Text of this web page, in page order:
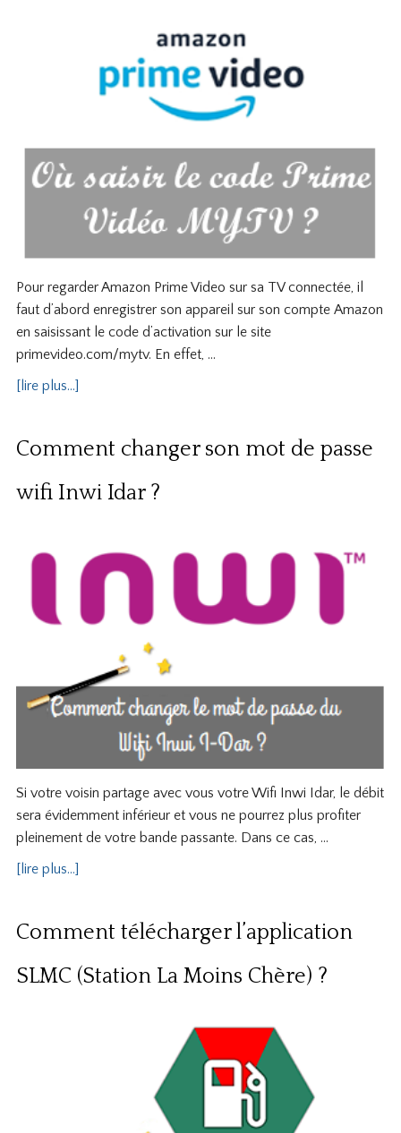
Pour regarder Amazon Prime Video sur sa TV connectée, il
faut d’abord enregistrer son appareil sur son compte Amazon
en saisissant le code d’activation sur le site
primevideo.com/mytv. En effet, …
[lire plus...]
Comment changer son mot de passe
wifi Inwi Idar ?
Si votre voisin partage avec vous votre Wifi Inwi Idar, le débit
sera évidemment inférieur et vous ne pourrez plus profiter
pleinement de votre bande passante. Dans ce cas, …
[lire plus...]
Comment télécharger l’application
SLMC (Station La Moins Chère) ?